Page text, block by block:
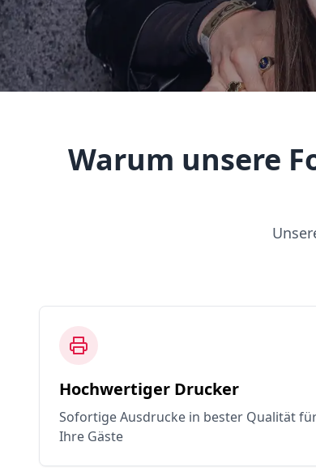
Warum unsere
Hochwertiger Drucker
Sofortige Ausdrucke in bester Qualität
Ihre Gäste